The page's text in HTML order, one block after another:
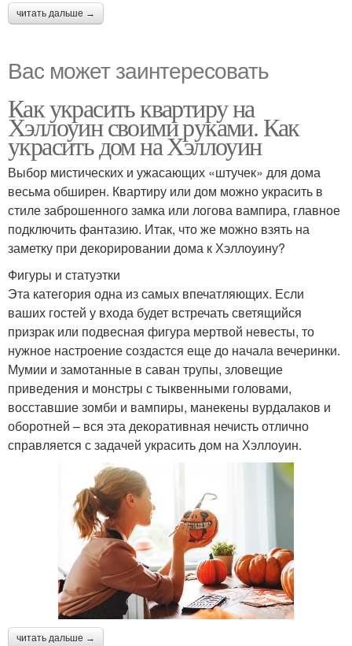
читать дальше →
Вас может заинтересовать
Как украсить квартиру на
Хэллоуин своими руками. Как
украсить дом на Хэллоуин
Выбор мистических и ужасающих «штучек» для дома
весьма обширен. Квартиру или дом можно украсить в
стиле заброшенного замка или логова вампира, главное
подключить фантазию. Итак, что же можно взять на
заметку при декорировании дома к Хэллоуину?
Фигуры и статуэтки
Эта категория одна из самых впечатляющих. Если
ваших гостей у входа будет встречать светящийся
призрак или подвесная фигура мертвой невесты, то
нужное настроение создастся еще до начала вечеринки.
Мумии и замотанные в саван трупы, зловещие
приведения и монстры с тыквенными головами,
восставшие зомби и вампиры, манекены вурдалаков и
оборотней – вся эта декоративная нечисть отлично
справляется с задачей украсить дом на Хэллоуин.
читать дальше →